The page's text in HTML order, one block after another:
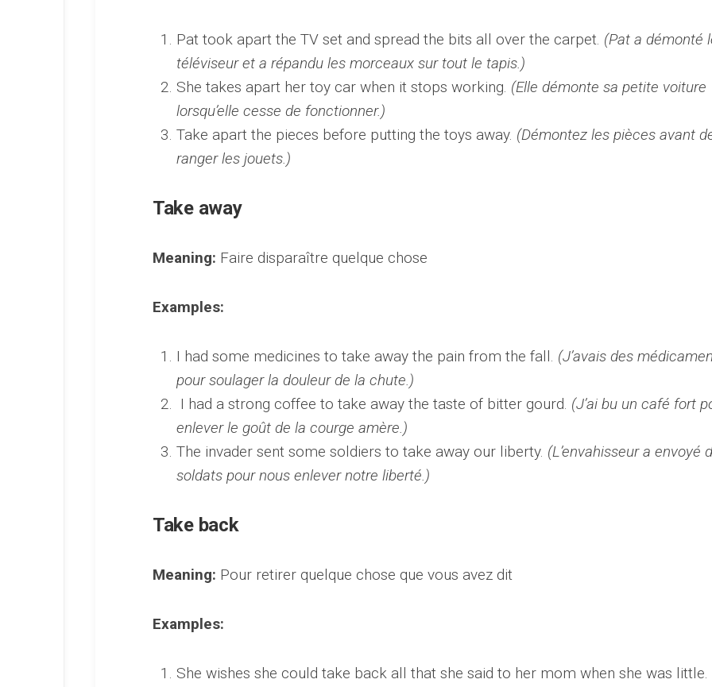
Pat took apart the TV set and spread the bits all over the carpet. (Pat a démonté
téléviseur et a répandu les morceaux sur tout le tapis.)
She takes apart her toy car when it stops working. (Elle démonte sa petite voiture
lorsqu’elle cesse de fonctionner.)
Take apart the pieces before putting the toys away. (Démontez les pièces avant
ranger les jouets.)
Take away
Meaning: Faire disparaître quelque chose
Examples:
I had some medicines to take away the pain from the fall. (J’avais des
pour soulager la douleur de la chute.)
I had a strong coffee to take away the taste of bitter gourd. (J’ai bu un café fort
enlever le goût de la courge amère.)
The invader sent some soldiers to take away our liberty. (L’envahisseur a envoyé
soldats pour nous enlever notre liberté.)
Take back
Meaning: Pour retirer quelque chose que vous avez dit
Examples:
She wishes she could take back all that she said to her mom when she was little.